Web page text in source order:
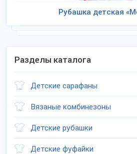
Рубашка детская
Разделы каталога
Детские сарафаны
Вязаные комбинезоны
Детские рубашки
Детские фуфайки